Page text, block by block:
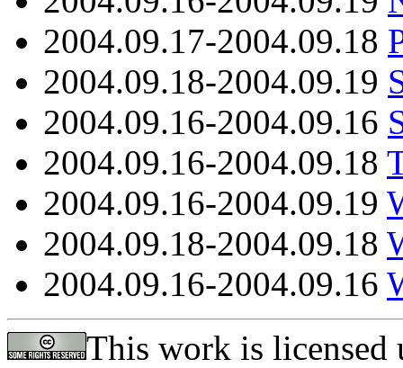
2004.09.17-2004.09.18
2004.09.18-2004.09.19
2004.09.16-2004.09.16
2004.09.16-2004.09.18
2004.09.16-2004.09.19
2004.09.18-2004.09.18
2004.09.16-2004.09.16
This work is licensed